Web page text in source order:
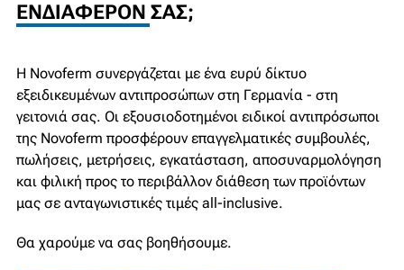
ΕΝΔΙΑΦΈΡΟΝ ΣΑΣ;
Η Novoferm συνεργάζεται με ένα ευρύ δίκτυο
εξειδικευμένων αντιπροσώπων στη Γερμανία - στη
γειτονιά σας. Οι εξουσιοδοτημένοι ειδικοί αντιπρόσωποι
της Novoferm προσφέρουν επαγγελματικές συμβουλές,
πωλήσεις, μετρήσεις, εγκατάσταση, αποσυναρμολόγηση
και φιλική προς το περιβάλλον διάθεση των προϊόντων
μας σε ανταγωνιστικές τιμές all-inclusive.
Θα χαρούμε να σας βοηθήσουμε.